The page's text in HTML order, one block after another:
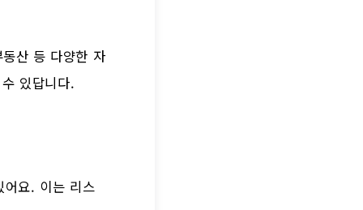
산 등 다양한 자
있답니다.
어요. 이는 리스